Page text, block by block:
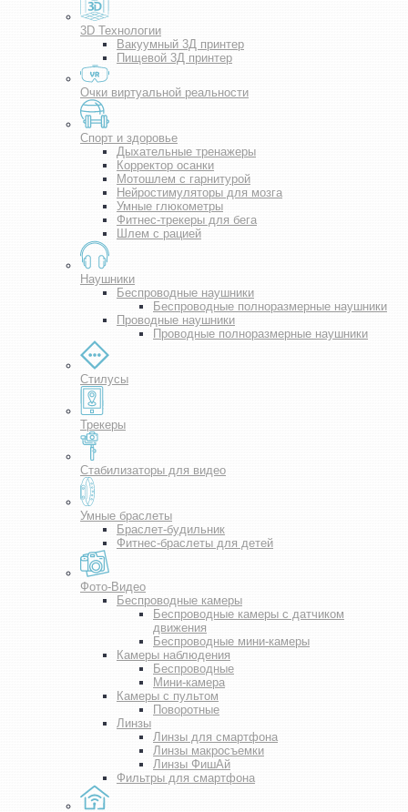
3D Технологии
Вакуумный 3Д принтер
Пищевой 3Д принтер
Очки виртуальной реальности
Спорт и здоровье
Дыхательные тренажеры
Корректор осанки
Мотошлем с гарнитурой
Нейростимуляторы для мозга
Умные глюкометры
Фитнес-трекеры для бега
Шлем с рацией
Наушники
Беспроводные наушники
Беспроводные полноразмерные наушники
Проводные наушники
Проводные полноразмерные наушники
Стилусы
Трекеры
Стабилизаторы для видео
Умные браслеты
Браслет-будильник
Фитнес-браслеты для детей
Фото-Видео
Беспроводные камеры
Беспроводные камеры с датчиком
движения
Беспроводные мини-камеры
Камеры наблюдения
Беспроводные
Мини-камера
Камеры с пультом
Поворотные
Линзы
Линзы для смартфона
Линзы макросъемки
Линзы ФишАй
Фильтры для смартфона